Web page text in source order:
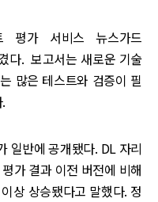
평가 서비스 뉴스가드
다. 보고서는 새로운 기술
많은 테스트와 검증이 필
일반에 공개됐다. DL 자리
가 결과 이전 버전에 비해
상 상승됐다고 말했다. 정